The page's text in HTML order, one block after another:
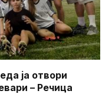
ја отвори
– Речица